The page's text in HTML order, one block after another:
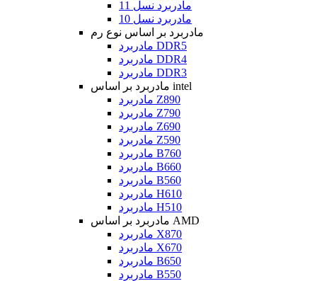
مادربرد نسل 11
مادربرد نسل 10
مادربرد بر اساس نوع رم
مادربرد DDR5
مادربرد DDR4
مادربرد DDR3
مادربرد بر اساس intel
مادربرد Z890
مادربرد Z790
مادربرد Z690
مادربرد Z590
مادربرد B760
مادربرد B660
مادربرد B560
مادربرد H610
مادربرد H510
مادربرد بر اساس AMD
مادربرد X870
مادربرد X670
مادربرد B650
مادربرد B550